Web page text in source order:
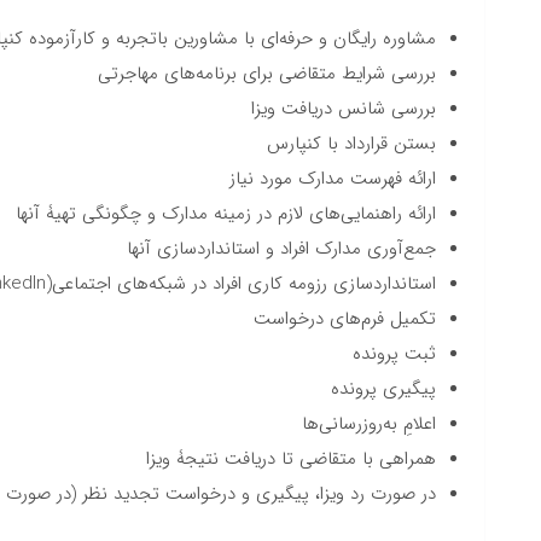
مشاوره رایگان و حرفه‌ای با مشاورین باتجربه و کارآزموده
بررسی شرایط متقاضی برای برنامه‌های مهاجرتی
بررسی شانس دریافت ویزا
بستن قرارداد با کنپارس
ارائه فهرست مدارک مورد نیاز
ارائه راهنمایی‌های لازم در زمینه مدارک و چگونگی تهیۀ آنها
جمع‌آوری مدارک افراد و استانداردسازی آنها
استانداردسازی رزومه کاری افراد در شبکه‌های اجتماعی(LinkedIn)
تکمیل فرم‌های درخواست
ثبت پرونده
پیگیری پرونده
اعلامِ به‌روزرسانی‌ها
همراهی با متقاضی تا دریافت نتیجۀ ویزا
در صورت رد ویزا، پیگیری و درخواست تجدید نظر (در صورت